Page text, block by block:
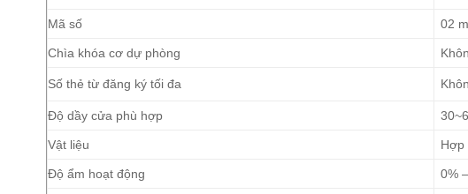
Mã số 02
Chìa khóa cơ dự phòng
Số thẻ từ đăng ký tối đa
Độ dầy cửa phù hợp
Vật liệu Hợp
Độ ẩm hoạt động 0%